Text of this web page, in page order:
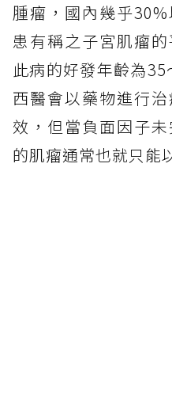
腫瘤，國內幾乎
患有稱之子宮肌瘤
此病的好發年齡為35
西醫會以藥物進行
效，但當負面因子
的肌瘤通常也就只能